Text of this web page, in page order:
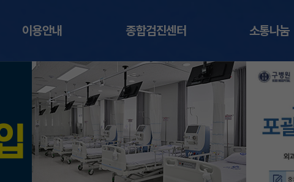
이용안내 종합검진센터 소통나눔